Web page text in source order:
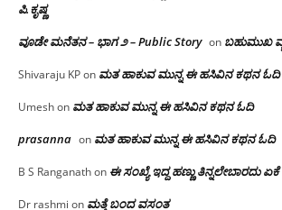
ಪಿ.ಕೃಷ್ಣ
ವೂಡೇ ಮನೆತನ – ಭಾಗ ೨ – Public Story on ಬಹುಮುಖ
Shivaraju KPon ಮತ ಹಾಕುವ ಮುನ್ನ ಈ ಹಸಿವಿನ ಕಥನ ಓದಿ
Umeshon ಮತ ಹಾಕುವ ಮುನ್ನ ಈ ಹಸಿವಿನ ಕಥನ ಓದಿ
prasanna on ಮತ ಹಾಕುವ ಮುನ್ನ ಈ ಹಸಿವಿನ ಕಥನ ಓದಿ
B S Ranganathon ಈ ಸಂಖ್ಯೆ ಇದ್ದ ಹಣ್ಣು ತಿನ್ನಲೇಬಾರದು ಏಕೆ
Dr rashmi on ಮತ್ತೆ ಬಂದ ವಸಂತ